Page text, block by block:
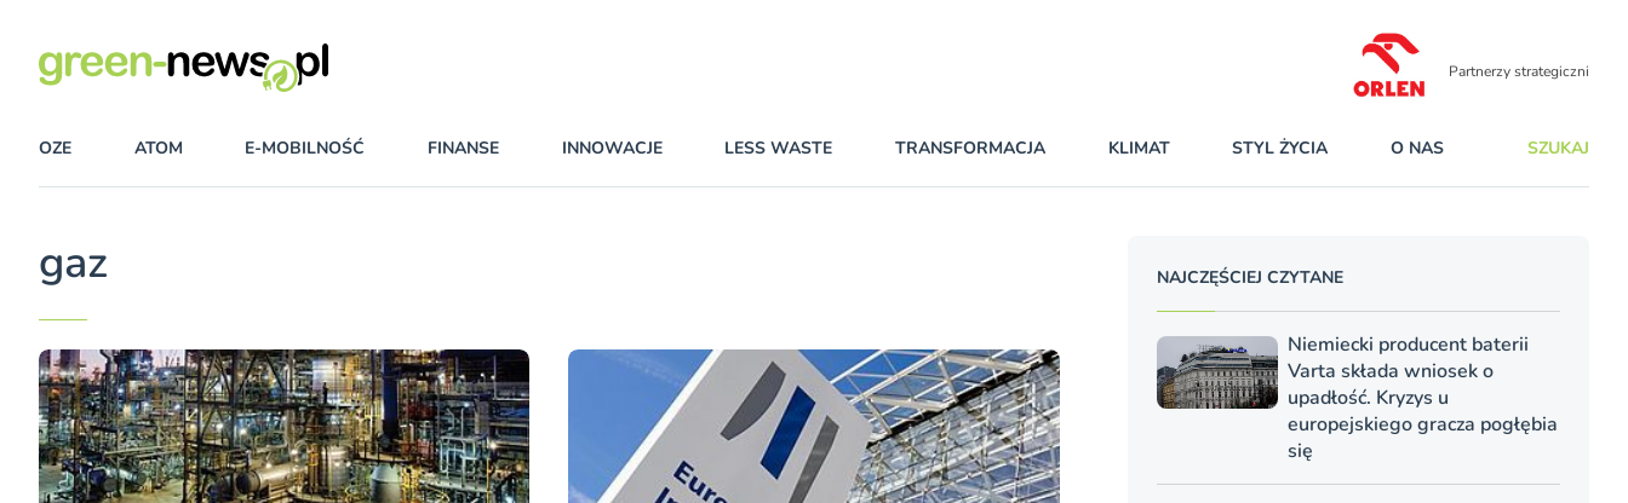
Partnerzy strategiczni
OZE ATOM E-MOBILNOŚĆ FINANSE INNOWACJE LESS WASTE TRANSFORMACJA KLIMAT STYL ŻYCIA O NAS SZUKAJ
gaz NAJCZĘŚCIEJ CZYTANE
Niemiecki producent baterii
Varta składa wniosek o
upadłość. Kryzys u
europejskiego gracza pogłębia
się